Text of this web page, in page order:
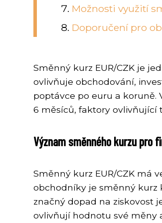
Možnosti využití
Doporučení pro
Směnný kurz EUR/CZK je
ovlivňuje obchodování,
poptávce po euru a koruně.
6 měsíců, faktory ovlivňující
Význam směnného kurzu pro
Směnný kurz EUR/CZK má
obchodníky je směnný kurz
značný dopad na ziskovost
ovlivňují hodnotu své měny